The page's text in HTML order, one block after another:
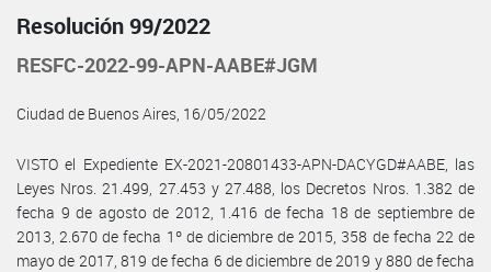
Resolución 99/2022
RESFC-2022-99-APN-AABE#JGM
Ciudad de Buenos Aires, 16/05/2022
VISTO el Expediente EX-2021-20801433-APN-DACYGD#AABE, las
Leyes Nros. 21.499, 27.453 y 27.488, los Decretos Nros. 1.382 de
fecha 9 de agosto de 2012, 1.416 de fecha 18 de septiembre de
2013, 2.670 de fecha 1º de diciembre de 2015, 358 de fecha 22 de
mayo de 2017, 819 de fecha 6 de diciembre de 2019 y 880 de fecha